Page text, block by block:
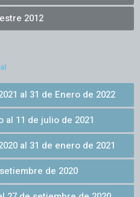
2012
al 31 de Enero de 2022
11 de julio de 2021
al 31 de enero de 2021
de 2020